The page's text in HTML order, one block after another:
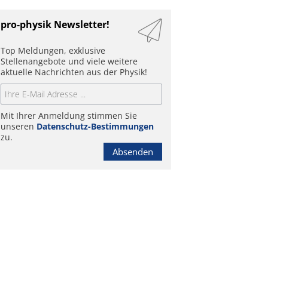
pro-physik Newsletter!
Top Meldungen, exklusive
Stellenangebote und viele weitere
aktuelle Nachrichten aus der Physik!
Mit Ihrer Anmeldung stimmen Sie
unseren Datenschutz-Bestimmungen
zu.
Absenden